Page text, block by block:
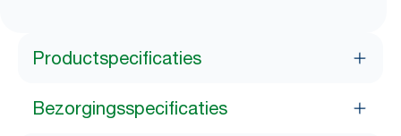
Productspecificaties
Bezorgingsspecificaties